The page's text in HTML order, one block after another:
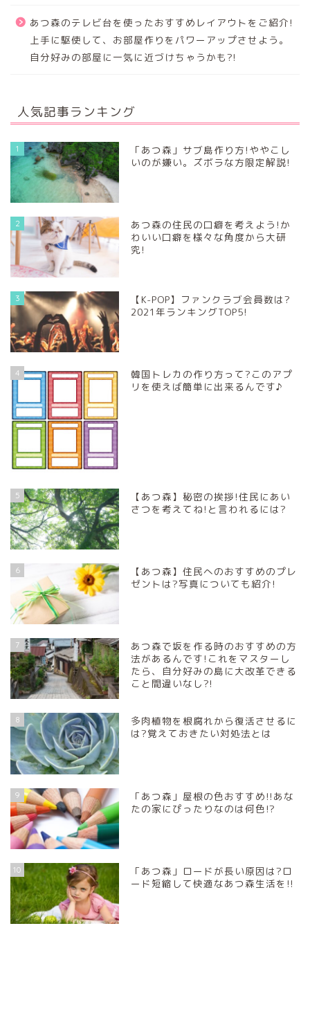
あつ森のテレビ台を使ったおすすめレイアウトをご紹介!
上手に駆使して、お部屋作りをパワーアップさせよう。
自分好みの部屋に一気に近づけちゃうかも?!
人気記事ランキング
1
「あつ森」サブ島作り方!ややこし
いのが嫌い。ズボラな方限定解説!
2
あつ森の住民の口癖を考えよう!か
わいい口癖を様々な角度から大研
究!
3
【K-POP】ファンクラブ会員数は?
2021年ランキングTOP5!
4
韓国トレカの作り方って?このアプ
リを使えば簡単に出来るんです♪
5
【あつ森】秘密の挨拶!住民にあい
さつを考えてね!と言われるには?
6
【あつ森】住民へのおすすめのプレ
ゼントは?写真についても紹介!
7
あつ森で坂を作る時のおすすめの方
法があるんです!これをマスターし
たら、自分好みの島に大改革できる
こと間違いなし?!
8
多肉植物を根腐れから復活させるに
は?覚えておきたい対処法とは
9
「あつ森」屋根の色おすすめ!!あな
たの家にぴったりなのは何色!?
10
「あつ森」ロードが長い原因は?ロ
ード短縮して快適なあつ森生活を!!